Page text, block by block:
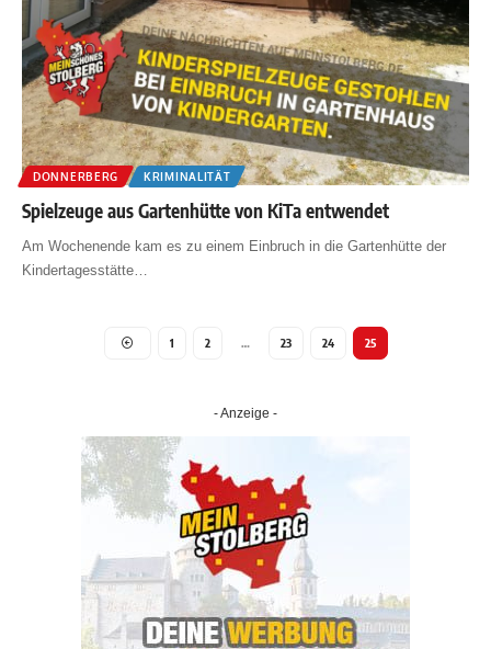
DONNERBERG KRIMINALITÄT
Spielzeuge aus Gartenhütte von KiTa entwendet
Am Wochenende kam es zu einem Einbruch in die Gartenhütte der
Kindertagesstätte
1 2 … 23 24 25
- Anzeige -